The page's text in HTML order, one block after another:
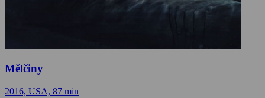
Mělčiny
2016, USA, 87 min